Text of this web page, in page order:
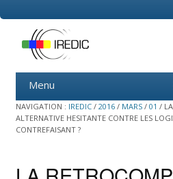
Menu
content
NAVIGATION : IREDIC / 2016 / MARS / 01 /
ALTERNATIVE HESITANTE CONTRE LES
CONTREFAISANT ?